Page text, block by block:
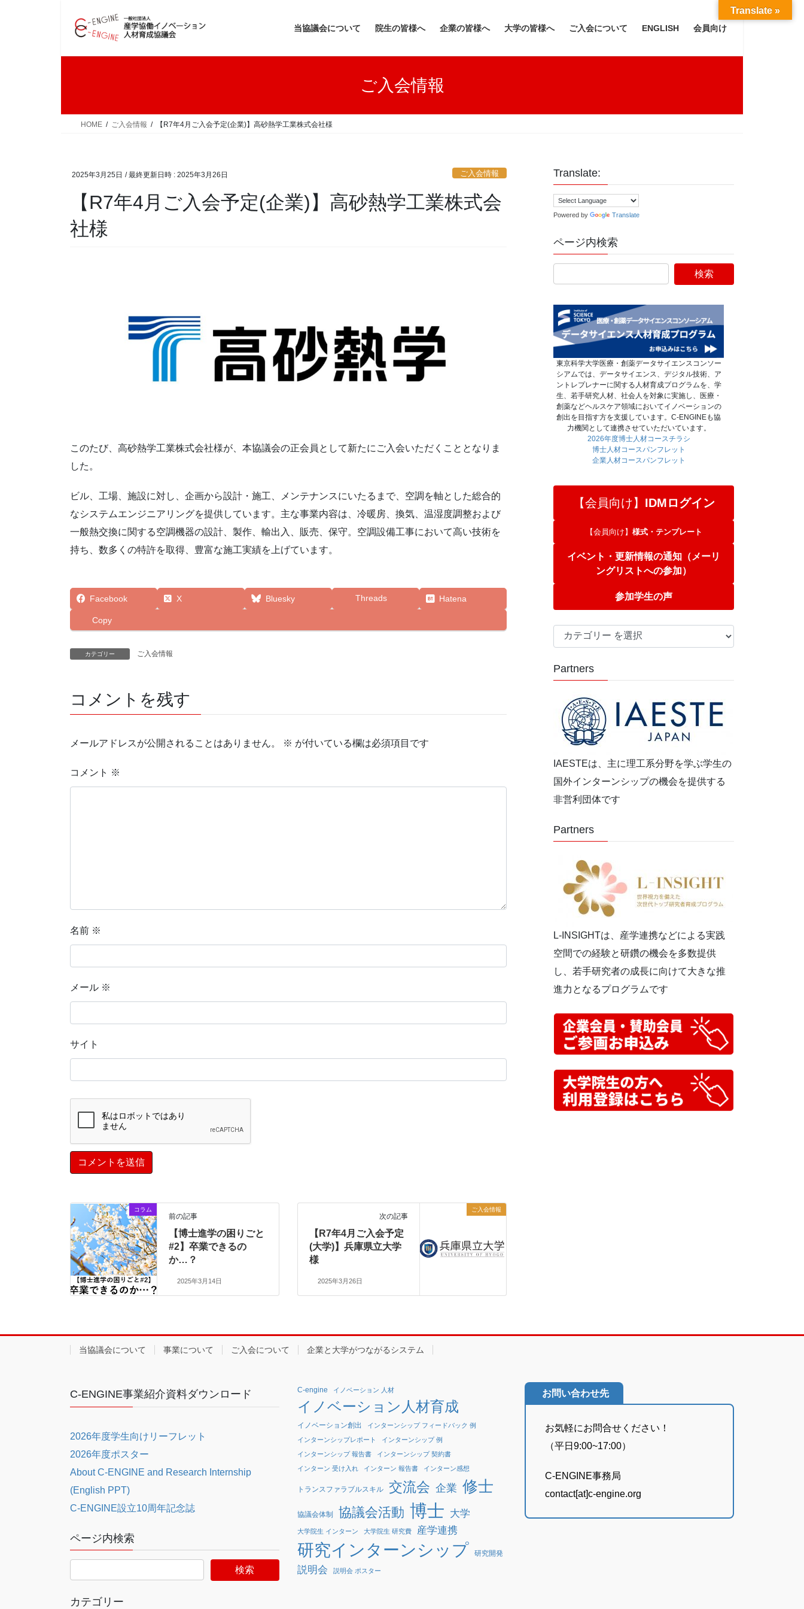
当協議会について 院生の皆様へ 企業の皆様へ 大学の皆様へ ご入会について ENGLISH 会員向け
ご入会情報
HOME ご入会情報 【R7年4月ご入会予定(企業)】高砂熱学工業株式会社様
2025年3月25日 / 最終更新日時 : 2025年3月26日 ご入会情報
【R7年4月ご入会予定(企業)】高砂熱学工業株式会
社様
このたび、高砂熱学工業株式会社様が、本協議会の正会員として新たにご入会いただくこととなりま
した。
ビル、工場、施設に対し、企画から設計・施工、メンテナンスにいたるまで、空調を軸とした総合的
なシステムエンジニアリングを提供しています。主な事業内容は、冷暖房、換気、温湿度調整および
一般熱交換に関する空調機器の設計、製作、輸出入、販売、保守。空調設備工事において高い技術を
持ち、数多くの特許を取得、豊富な施工実績を上げています。
Facebook X Bluesky Threads Hatena
Copy
カテゴリー ご入会情報
コメントを残す
メールアドレスが公開されることはありません。 ※ が付いている欄は必須項目です
コメント ※
名前 ※
メール ※
サイト
コラム
前の記事
【博士進学の困りごと
#2】卒業できるの
か…？
2025年3月14日
ご入会情報
次の記事
【R7年4月ご入会予定
(大学)】兵庫県立大学
様
2025年3月26日
Translate:
Powered by Translate
ページ内検索
東京科学大学医療・創薬データサイエンスコンソー
シアムでは、データサイエンス、デジタル技術、ア
ントレプレナーに関する人材育成プログラムを、学
生、若手研究人材、社会人を対象に実施し、医療・
創薬などヘルスケア領域においてイノベーションの
創出を目指す方を支援しています。C-ENGINEも協
力機関として連携させていただいています。
2026年度博士人材コースチラシ
博士人材コースパンフレット
企業人材コースパンフレット
【会員向け】 IDMログイン
【会員向け】 様式・テンプレート
イベント・更新情報の通知（メーリ
ングリストへの参加）
参加学生の声
テ
リ
Partners
IAESTEは、主に理工系分野を学ぶ学生の
国外インターンシップの機会を提供する
非営利団体です
Partners
L-INSIGHTは、産学連携などによる実践
空間での経験と研鑽の機会を多数提供
し、若手研究者の成長に向けて大きな推
進力となるプログラムです
当協議会について 事業について ご入会について 企業と大学がつながるシステム
C-ENGINE事業紹介資料ダウンロード
2026年度学生向けリーフレット
2026年度ポスター
About C-ENGINE and Research Internship
(English PPT)
C-ENGINE設立10周年記念誌
ページ内検索
カテゴリー
C-engine イノベーション 人材
イノベーション人材育成
イノベーション創出
インターンシップ フィードバック 例
インターンシップレポート
インターンシップ 例
インターンシップ 報告書
インターンシップ 契約書
インターン 受け入れ
インターン 報告書 インターン感想
トランスファラブルスキル 交流会 企業 修士
協議会体制 協議会活動 博士 大学
大学院生 インターン 大学院生 研究費 産学連携
研究インターンシップ 研究開発
説明会 説明会 ポスター
お問い合わせ先
お気軽にお問合せください！
（平日9:00~17:00）
C-ENGINE事務局
contact[at]c-engine.org
Translate »